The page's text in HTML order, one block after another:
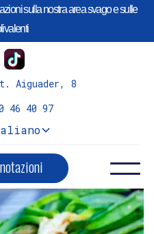
Calçots
menús.
aquí
sulla nostra area svago e sulle
Aiguader, 8
46 40 97